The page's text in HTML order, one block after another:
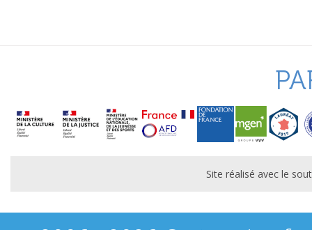
Site réalisé avec le